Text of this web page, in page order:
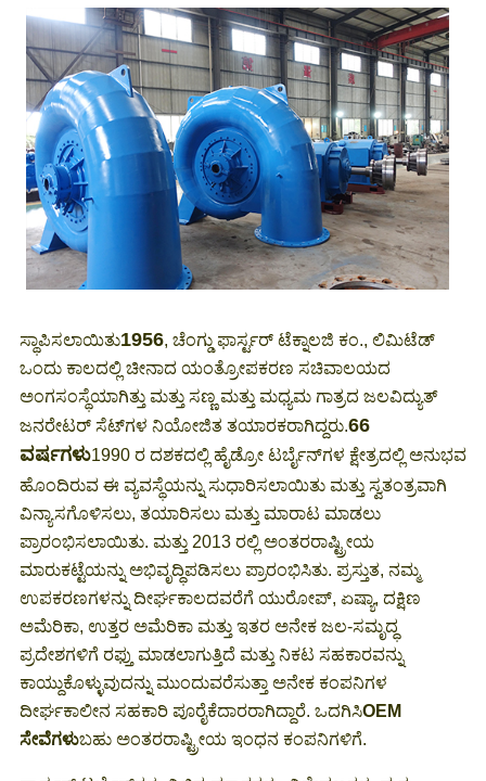
ಸ್ಥಾಪಿಸಲಾಯಿತು1956, ಚೆಂಗ್ಡು ಫಾರ್ಸ್ಟರ್ ಟೆಕ್ನಾಲಜಿ ಕಂ., ಲಿಮಿಟೆಡ್
ಒಂದು ಕಾಲದಲ್ಲಿ ಚೀನಾದ ಯಂತ್ರೋಪಕರಣ ಸಚಿವಾಲಯದ
ಅಂಗಸಂಸ್ಥೆಯಾಗಿತ್ತು ಮತ್ತು ಸಣ್ಣ ಮತ್ತು ಮಧ್ಯಮ ಗಾತ್ರದ ಜಲವಿದ್ಯುತ್
ಜನರೇಟರ್ ಸೆಟ್‌ಗಳ ನಿಯೋಜಿತ ತಯಾರಕರಾಗಿದ್ದರು.66
ವರ್ಷಗಳು1990 ರ ದಶಕದಲ್ಲಿ ಹೈಡ್ರೋ ಟರ್ಬೈನ್‌ಗಳ ಕ್ಷೇತ್ರದಲ್ಲಿ ಅನುಭವ
ಹೊಂದಿರುವ ಈ ವ್ಯವಸ್ಥೆಯನ್ನು ಸುಧಾರಿಸಲಾಯಿತು ಮತ್ತು ಸ್ವತಂತ್ರವಾಗಿ
ವಿನ್ಯಾಸಗೊಳಿಸಲು, ತಯಾರಿಸಲು ಮತ್ತು ಮಾರಾಟ ಮಾಡಲು
ಪ್ರಾರಂಭಿಸಲಾಯಿತು. ಮತ್ತು 2013 ರಲ್ಲಿ ಅಂತರರಾಷ್ಟ್ರೀಯ
ಮಾರುಕಟ್ಟೆಯನ್ನು ಅಭಿವೃದ್ಧಿಪಡಿಸಲು ಪ್ರಾರಂಭಿಸಿತು. ಪ್ರಸ್ತುತ, ನಮ್ಮ
ಉಪಕರಣಗಳನ್ನು ದೀರ್ಘಕಾಲದವರೆಗೆ ಯುರೋಪ್, ಏಷ್ಯಾ, ದಕ್ಷಿಣ
ಅಮೆರಿಕಾ, ಉತ್ತರ ಅಮೆರಿಕಾ ಮತ್ತು ಇತರ ಅನೇಕ ಜಲ-ಸಮೃದ್ಧ
ಪ್ರದೇಶಗಳಿಗೆ ರಫ್ತು ಮಾಡಲಾಗುತ್ತಿದೆ ಮತ್ತು ನಿಕಟ ಸಹಕಾರವನ್ನು
ಕಾಯ್ದುಕೊಳ್ಳುವುದನ್ನು ಮುಂದುವರೆಸುತ್ತಾ ಅನೇಕ ಕಂಪನಿಗಳ
ದೀರ್ಘಕಾಲೀನ ಸಹಕಾರಿ ಪೂರೈಕೆದಾರರಾಗಿದ್ದಾರೆ. ಒದಗಿಸಿOEM
ಸೇವೆಗಳುಬಹು ಅಂತರರಾಷ್ಟ್ರೀಯ ಇಂಧನ ಕಂಪನಿಗಳಿಗೆ.